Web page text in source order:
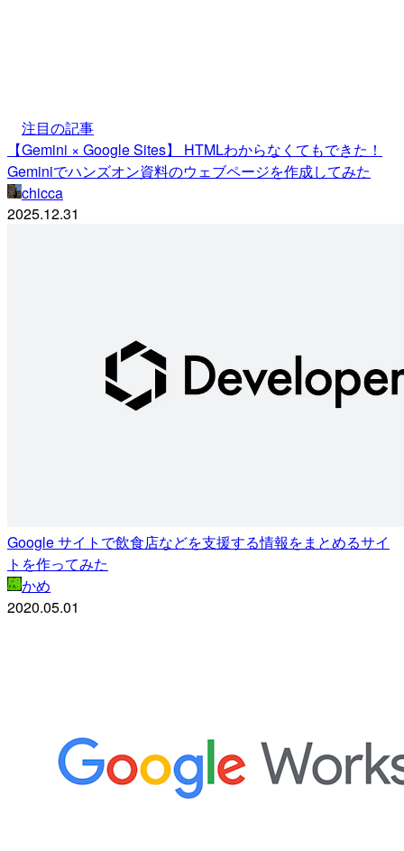
注目の記事
【Gemini × Google Sites】 HTMLわからなくてもできた！
Geminiでハンズオン資料のウェブページを作成してみた
chicca
2025.12.31
Google サイトで飲食店などを支援する情報をまとめるサイ
トを作ってみた
かめ
2020.05.01